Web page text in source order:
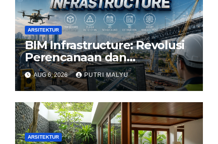
ARSITEKTUR
BIM Infrastructure: Revolusi
Perencanaan dan
Pengelolaan Infrastruktur
AUG 6, 2026 PUTRI MALYU
ARSITEKTUR